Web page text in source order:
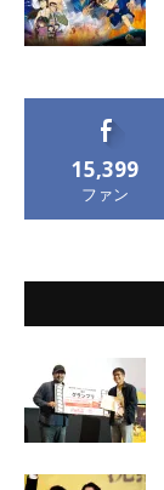
15,399
ファン